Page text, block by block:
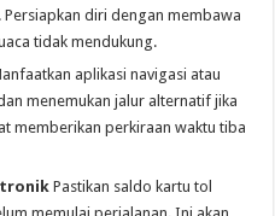
diri dengan membawa
tidak mendukung.
aplikasi navigasi atau
menemukan jalur alternatif jika
memberikan perkiraan waktu tiba
Pastikan saldo kartu tol